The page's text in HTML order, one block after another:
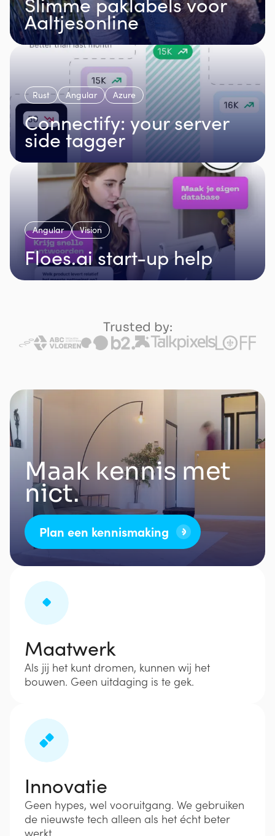
Aaltjesonline
Rust Angular Azure
Connectify: your server
side tagger
Angular Vision
Floes.ai start-up help
Trusted by:
Maak kennis met
nict.
Plan een kennismaking
Maatwerk
Als jij het kunt dromen, kunnen wij het
bouwen. Geen uitdaging is te gek.
Innovatie
Geen hypes, wel vooruitgang. We gebruiken
de nieuwste tech alleen als het écht beter
werkt.